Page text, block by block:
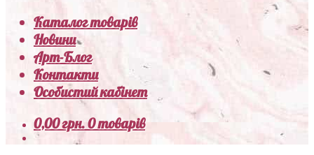
Каталог товарів
Новини
Арт-Блог
Контакти
Особистий кабінет
0,00грн.0 товарів